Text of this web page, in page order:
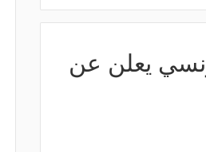
الفرنسي يعلن عن